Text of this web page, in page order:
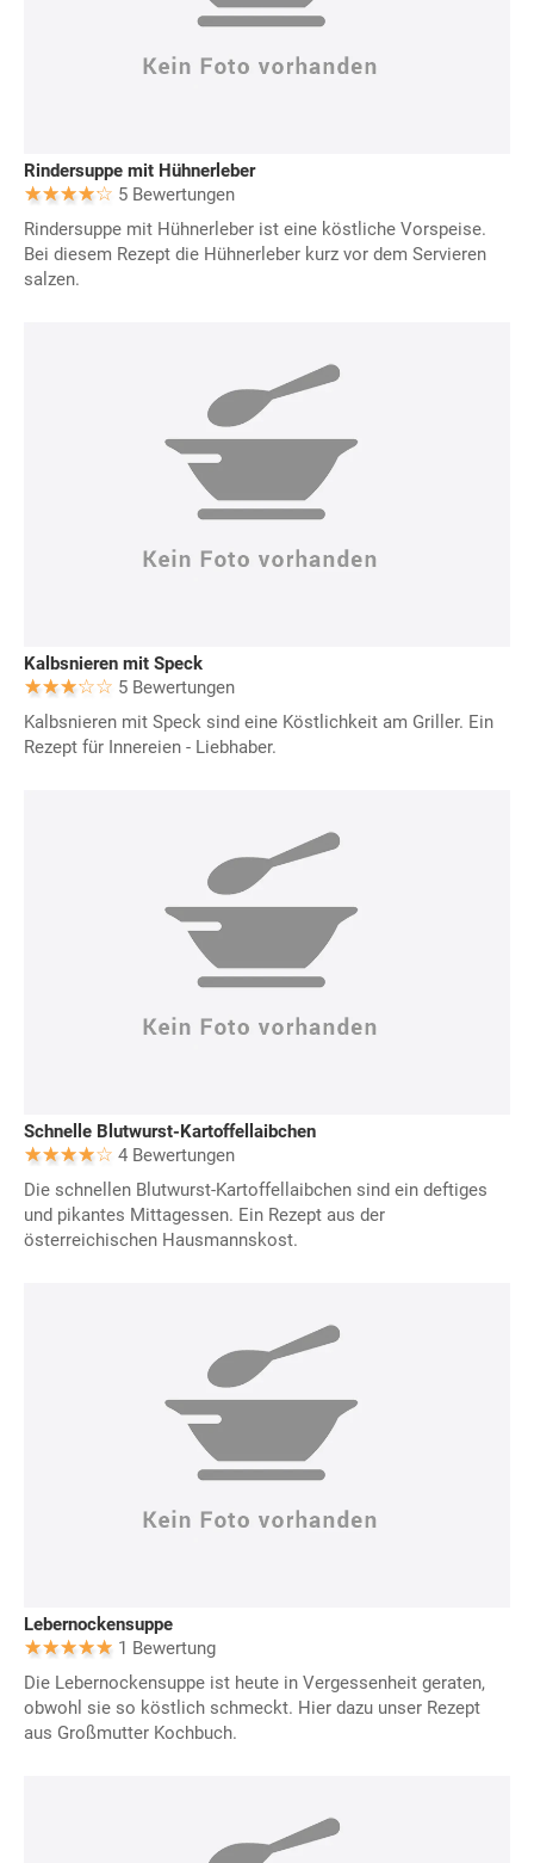
Rindersuppe mit Hühnerleber
5 Bewertungen
Rindersuppe mit Hühnerleber ist eine köstliche Vorspeise.
Bei diesem Rezept die Hühnerleber kurz vor dem Servieren
salzen.
Kalbsnieren mit Speck
5 Bewertungen
Kalbsnieren mit Speck sind eine Köstlichkeit am Griller. Ein
Rezept für Innereien - Liebhaber.
Schnelle Blutwurst-Kartoffellaibchen
4 Bewertungen
Die schnellen Blutwurst-Kartoffellaibchen sind ein deftiges
und pikantes Mittagessen. Ein Rezept aus der
österreichischen Hausmannskost.
Lebernockensuppe
1 Bewertung
Die Lebernockensuppe ist heute in Vergessenheit geraten,
obwohl sie so köstlich schmeckt. Hier dazu unser Rezept
aus Großmutter Kochbuch.